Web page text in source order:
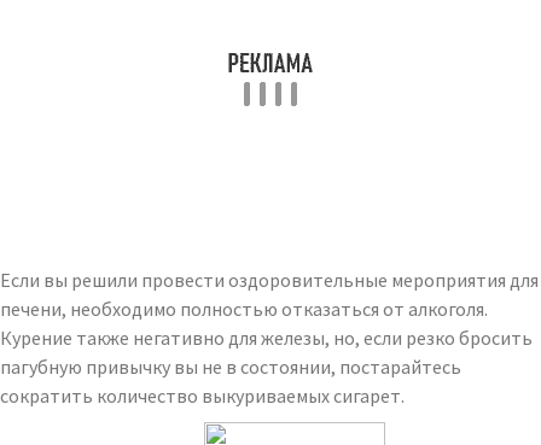
Если вы решили провести оздоровительные мероприятия для
печени, необходимо полностью отказаться от алкоголя.
Курение также негативно для железы, но, если резко бросить
пагубную привычку вы не в состоянии, постарайтесь
сократить количество выкуриваемых сигарет.